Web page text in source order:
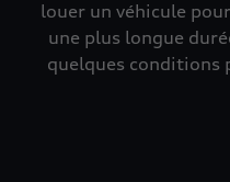
louer un véhicule
une plus longue
quelques conditions